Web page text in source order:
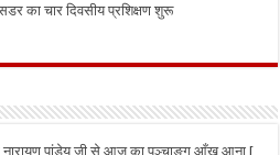
का चार दिवसीय प्रशिक्षण शुरू
नारायण पांडेय जी से आज का पञ्चाङ्ग आँख आना [